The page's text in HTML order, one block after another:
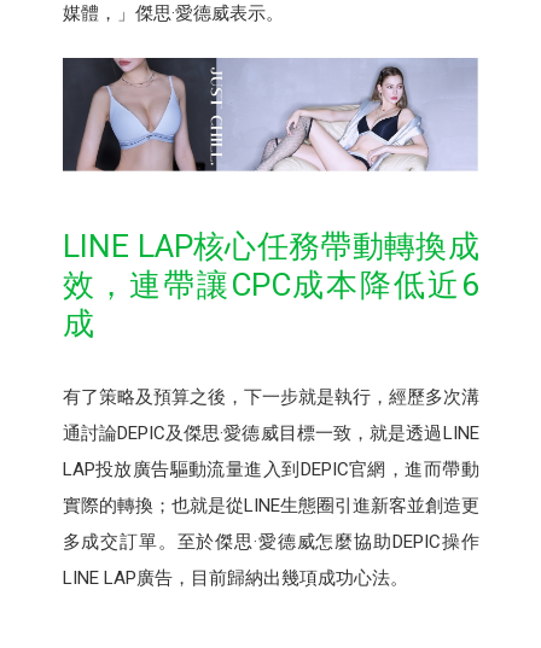
媒體，」傑思·愛德威表示。
LINE LAP核心任務帶動轉換成
效，連帶讓CPC成本降低近6
成
有了策略及預算之後，下一步就是執行，經歷多次溝
通討論DEPIC及傑思·愛德威目標一致，就是透過LINE
LAP投放廣告驅動流量進入到DEPIC官網，進而帶動
實際的轉換；也就是從LINE生態圈引進新客並創造更
多成交訂單。至於傑思·愛德威怎麼協助DEPIC操作
LINE LAP廣告，目前歸納出幾項成功心法。